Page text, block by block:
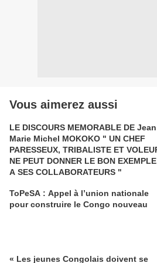
Vous aimerez aussi
LE DISCOURS MEMORABLE DE Jean
Marie Michel MOKOKO " UN CHEF
PARESSEUX, TRIBALISTE ET VOLEUR
NE PEUT DONNER LE BON EXEMPLE
A SES COLLABORATEURS "
ToPeSA : Appel à l’union nationale
pour construire le Congo nouveau
« Les jeunes Congolais doivent se